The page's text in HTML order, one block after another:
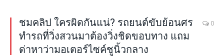
ชมคลิป ใครผิดกันแน่? รถยนต์ขับย้อนศร
ทำรถที่วิ่งสวนมาต้องวิ่งชิดขอบทาง แถม
ด่าหาว่ามอเตอร์ไซค์ชูนิ้วกลาง
0